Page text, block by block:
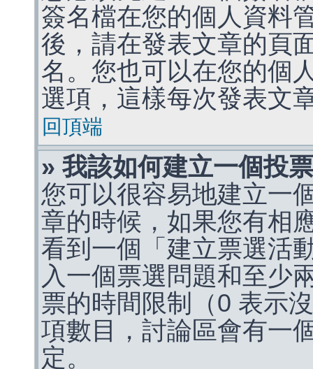
簽名檔在您的個人資料
後，請在發表文章的頁
名。您也可以在您的個
選項，這樣每次發表文
回頂端
» 我該如何建立一個投
您可以很容易地建立一
章的時候，如果您有相
看到一個「建立票選活
入一個票選問題和至少
票的時間限制（0 表示
項數目，討論區會有一
定。